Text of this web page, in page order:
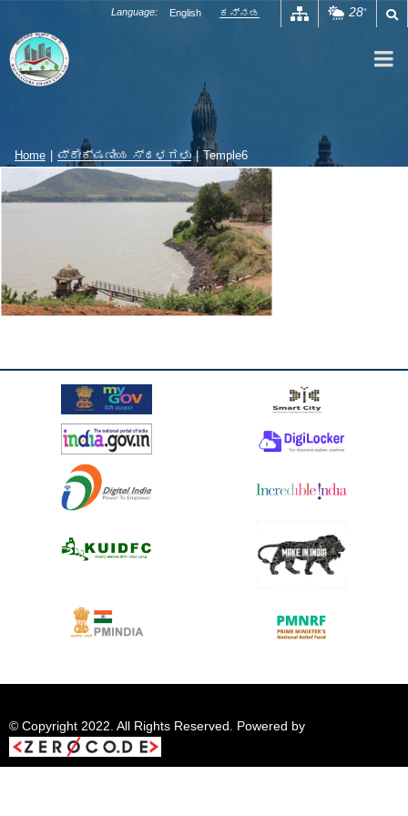
content
Language: English ಕನ್ನಡ 28°
Home ಪ್ರೇಕ್ಷಣೀಯ ಸ್ಥಳಗಳು | Temple6
© Copyright 2022. All Rights Reserved. Powered by